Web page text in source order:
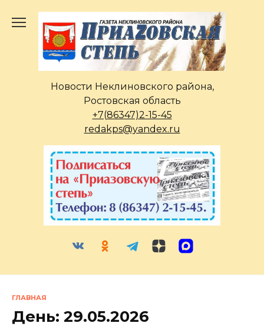
содержанию
Новости Неклиновского района,
Ростовская область
+7(86347)2-15-45
redakps@yandex.ru
ГЛАВНАЯ
День: 29.05.2026